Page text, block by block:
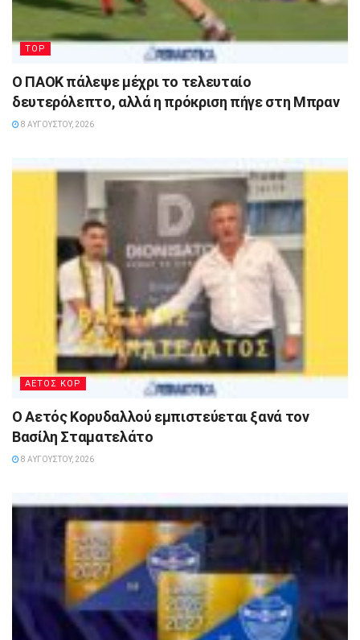
TOP
Ο ΠΑΟΚ πάλεψε μέχρι το τελευταίο
δευτερόλεπτο, αλλά η πρόκριση πήγε στη Μπραν
8 ΑΥΓΟΎΣΤΟΥ, 2026
ΑΕΤΟΣ ΚΟΡ
Ο Αετός Κορυδαλλού εμπιστεύεται ξανά τον
Βασίλη Σταματελάτο
8 ΑΥΓΟΎΣΤΟΥ, 2026